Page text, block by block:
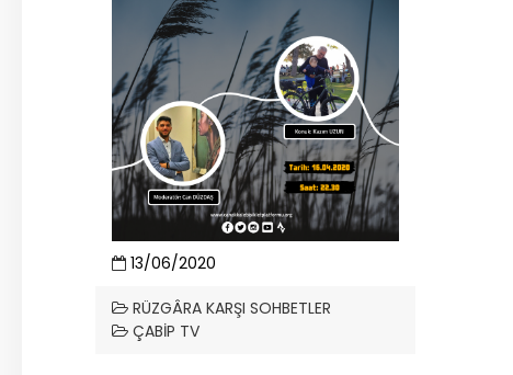
13/06/2020
RÜZGÂRA KARŞI SOHBETLER
ÇABİP TV